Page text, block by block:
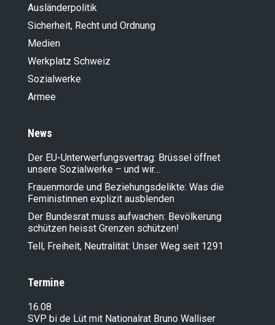
Ausländer­politik
Sicherheit, Recht und Ordnung
Medien
Werkplatz Schweiz
Sozialwerke
Armee
News
Der EU-Unterwerfungsvertrag: Brüssel öffnet
unsere Sozialwerke – und wir…
Frauenmorde und Beziehungsdelikte: Was die
Feministinnen explizit ausblenden
Der Bundesrat muss aufwachen: Bevölkerung
schützen heisst Grenzen schützen!
Tell, Freiheit, Neutralität: Unser Weg seit 1291
Termine
16.08
SVP bi de Lüt mit Nationalrat Bruno Walliser